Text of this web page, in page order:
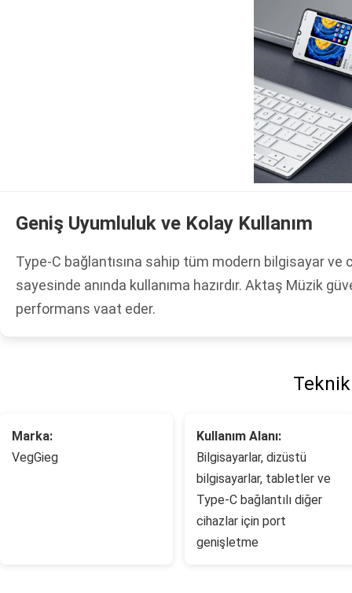
Geniş Uyumluluk ve Kolay Kullanım
Type-C bağlantısına sahip tüm modern bilgisayar
sayesinde anında kullanıma hazırdır. Aktaş Müzik
performans vaat eder.
Marka:
VegGieg
Kullanım Alanı:
Bilgisayarlar, dizüstü
bilgisayarlar, tabletler ve
Type-C bağlantılı diğer
cihazlar için port
genişletme